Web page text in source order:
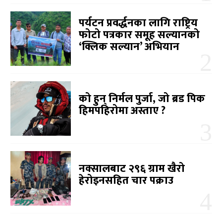
पर्यटन प्रवर्द्धनका लागि राष्ट्रिय
फोटो पत्रकार समूह सल्यानको
‘क्लिक सल्यान’ अभियान
को हुन् निर्मल पुर्जा, जो ब्रड पिक
हिमपहिरोमा अस्ताए ?
नक्सालबाट २९६ ग्राम खैरो
हेरोइनसहित चार पक्राउ